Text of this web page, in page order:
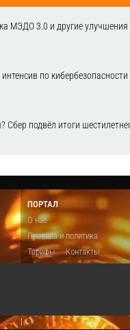
МЭДО 3.0 и другие улучшения
по
Сбер подвёл итоги
ПОРТАЛ
О нас
Правила и политика
Тарифы
Контакты
|